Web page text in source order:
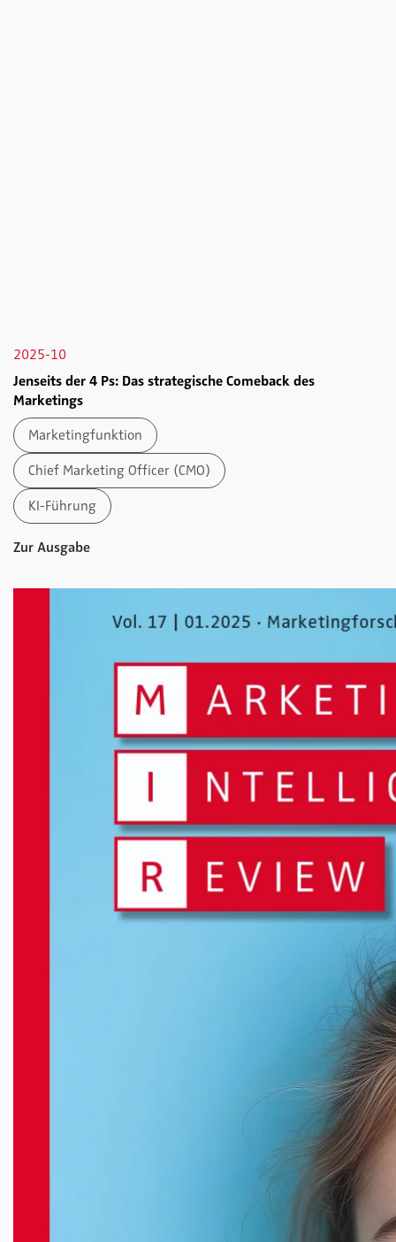
2025-10
Jenseits der 4 Ps: Das strategische Comeback des
Marketings
Marketingfunktion
Chief Marketing Officer (CMO)
KI-Führung
Zur Ausgabe